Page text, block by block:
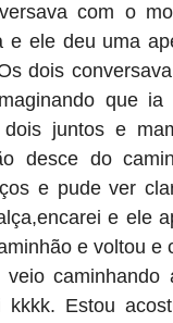
com o
e ele deu uma
dois
que ia
juntos e
desce do
e pude ver
e ele
e voltou e
caminhando
kkkk. Estou